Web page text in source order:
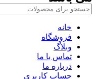
خانه
فروشگاه
وبلاگ
تماس با ما
درباره ما
حساب کاربری